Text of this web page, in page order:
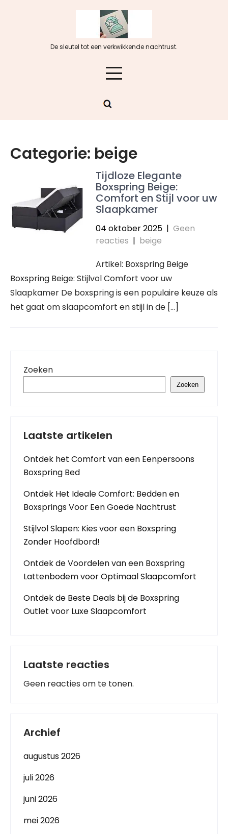
De sleutel tot een verkwikkende nachtrust.
Categorie: beige
Tijdloze Elegante
Boxspring Beige:
Comfort en Stijl voor uw
Slaapkamer
04 oktober 2025 | Geen
reacties | beige
Artikel: Boxspring Beige
Boxspring Beige: Stijlvol Comfort voor uw
Slaapkamer De boxspring is een populaire keuze als
het gaat om slaapcomfort en stijl in de […]
Zoeken
Zoeken
Laatste artikelen
Ontdek het Comfort van een Eenpersoons
Boxspring Bed
Ontdek Het Ideale Comfort: Bedden en
Boxsprings Voor Een Goede Nachtrust
Stijlvol Slapen: Kies voor een Boxspring
Zonder Hoofdbord!
Ontdek de Voordelen van een Boxspring
Lattenbodem voor Optimaal Slaapcomfort
Ontdek de Beste Deals bij de Boxspring
Outlet voor Luxe Slaapcomfort
Laatste reacties
Geen reacties om te tonen.
Archief
augustus 2026
juli 2026
juni 2026
mei 2026